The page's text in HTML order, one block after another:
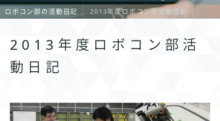
ロボコン部の活動日記 2013年度ロボコン部活動日記
2013年度ロボコン部活
動日記